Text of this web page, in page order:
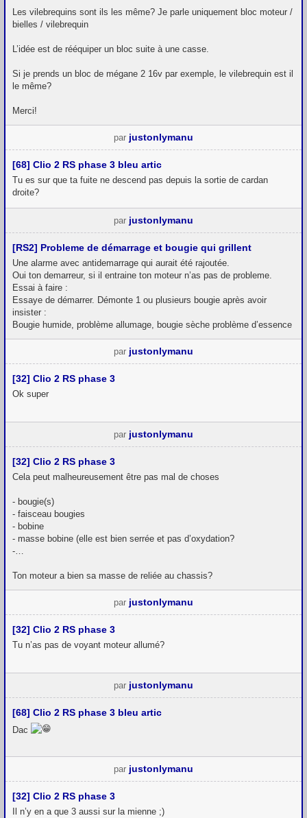
Les vilebrequins sont ils les même? Je parle uniquement bloc moteur /
bielles / vilebrequin
L’idée est de rééquiper un bloc suite à une casse.
Si je prends un bloc de mégane 2 16v par exemple, le vilebrequin est il
le même?
Merci!
par justonlymanu
[68] Clio 2 RS phase 3 bleu artic
Tu es sur que ta fuite ne descend pas depuis la sortie de cardan
droite?
par justonlymanu
[RS2] Probleme de démarrage et bougie qui grillent
Une alarme avec antidemarrage qui aurait été rajoutée.
Oui ton demarreur, si il entraine ton moteur n’as pas de probleme.
Essai à faire :
Essaye de démarrer. Démonte 1 ou plusieurs bougie après avoir
insister :
Bougie humide, problème allumage, bougie sèche problème d’essence
par justonlymanu
[32] Clio 2 RS phase 3
Ok super
par justonlymanu
[32] Clio 2 RS phase 3
Cela peut malheureusement être pas mal de choses
- bougie(s)
- faisceau bougies
- bobine
- masse bobine (elle est bien serrée et pas d’oxydation?
-…
Ton moteur a bien sa masse de reliée au chassis?
par justonlymanu
[32] Clio 2 RS phase 3
Tu n’as pas de voyant moteur allumé?
par justonlymanu
[68] Clio 2 RS phase 3 bleu artic
Dac
par justonlymanu
[32] Clio 2 RS phase 3
Il n’y en a que 3 aussi sur la mienne ;)